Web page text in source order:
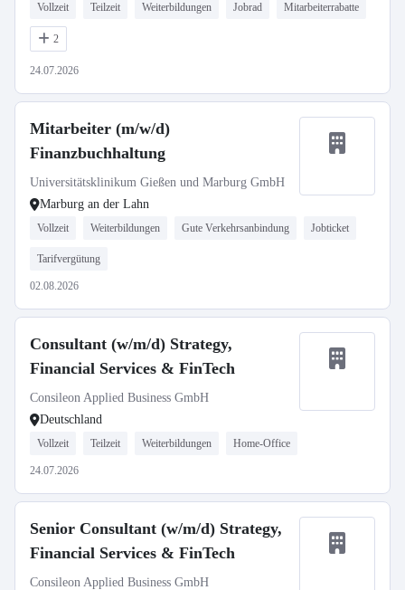
Vollzeit Teilzeit Weiterbildungen Jobrad Mitarbeiterrabatte
2
24.07.2026
Mitarbeiter (m/w/d)
Finanzbuchhaltung
Universitätsklinikum Gießen und Marburg GmbH
Marburg an der Lahn
Vollzeit Weiterbildungen Gute Verkehrsanbindung Jobticket
Tarifvergütung
02.08.2026
Consultant (w/m/d) Strategy,
Financial Services & FinTech
Consileon Applied Business GmbH
Deutschland
Vollzeit Teilzeit Weiterbildungen Home-Office
24.07.2026
Senior Consultant (w/m/d) Strategy,
Financial Services & FinTech
Consileon Applied Business GmbH